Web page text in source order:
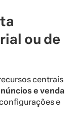
ou de
centrais
e venda
e